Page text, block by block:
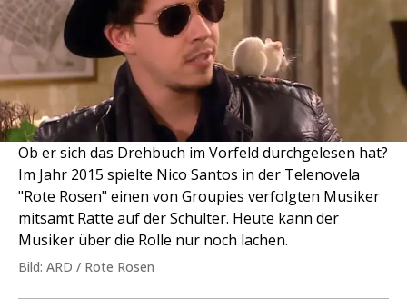
Ob er sich das Drehbuch im Vorfeld durchgelesen hat?
Im Jahr 2015 spielte Nico Santos in der Telenovela
"Rote Rosen" einen von Groupies verfolgten Musiker
mitsamt Ratte auf der Schulter. Heute kann der
Musiker über die Rolle nur noch lachen.
Bild: ARD / Rote Rosen